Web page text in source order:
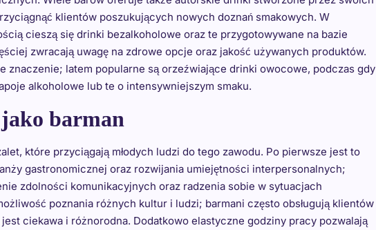
klientów poszukujących nowych doznań smakowych. W
cieszą się drinki bezalkoholowe oraz te przygotowywane na bazie
zwracają uwagę na zdrowe opcje oraz jakość używanych produktów.
znaczenie; latem popularne są orzeźwiające drinki owocowe, podczas gdy
alkoholowe lub te o intensywniejszym smaku.
barman
które przyciągają młodych ludzi do tego zawodu. Po pierwsze jest to
gastronomicznej oraz rozwijania umiejętności interpersonalnych;
zdolności komunikacyjnych oraz radzenia sobie w sytuacjach
poznania różnych kultur i ludzi; barmani często obsługują klientów
ciekawa i różnorodna. Dodatkowo elastyczne godziny pracy pozwalają